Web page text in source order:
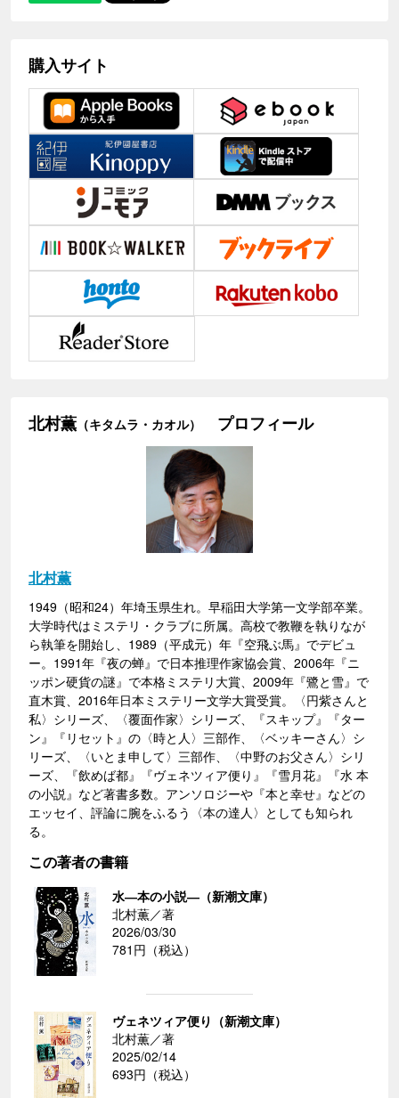
購入サイト
北村薫 （キタムラ・カオル） プロフィール
北村薫
1949（昭和24）年埼玉県生れ。早稲田大学第一文学部卒業。
大学時代はミステリ・クラブに所属。高校で教鞭を執りなが
ら執筆を開始し、1989（平成元）年『空飛ぶ馬』でデビュ
ー。1991年『夜の蝉』で日本推理作家協会賞、2006年『ニ
ッポン硬貨の謎』で本格ミステリ大賞、2009年『鷺と雪』で
直木賞、2016年日本ミステリー文学大賞受賞。〈円紫さんと
私〉シリーズ、〈覆面作家〉シリーズ、『スキップ』『ター
ン』『リセット』の〈時と人〉三部作、〈ベッキーさん〉シ
リーズ、〈いとま申して〉三部作、〈中野のお父さん〉シリ
ーズ、『飲めば都』『ヴェネツィア便り』『雪月花』『水 本
の小説』など著書多数。アンソロジーや『本と幸せ』などの
エッセイ、評論に腕をふるう〈本の達人〉としても知られ
る。
この著者の書籍
水―本の小説―（新潮文庫）
北村薫／著
2026/03/30
781円（税込）
ヴェネツィア便り（新潮文庫）
北村薫／著
2025/02/14
693円（税込）